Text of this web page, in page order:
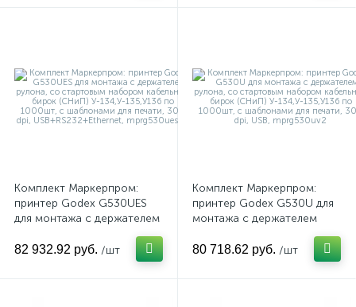
Комплект Маркерпром:
принтер Godex G530UES
для монтажа с держателем
набором кабельных бирок
(СНиП) У-134,У-135,У136 по
82 932.92 руб. /шт
Комплект Маркерпром:
принтер Godex G530U для
монтажа с держателем
набором кабельных бирок
(СНиП) У-134,У-135,У136 по
80 718.62 руб. /шт